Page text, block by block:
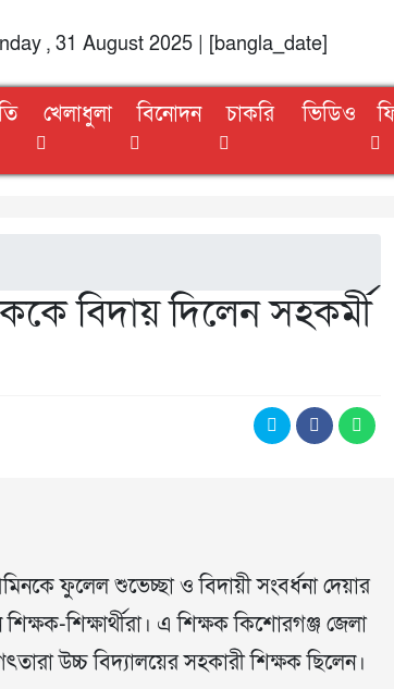
, 31 August 2025 | [bangla_date]
খেলাধুলা বিনোদন চাকরি ভিডিও
বিদায় দিলেন সহকর্মী
ফুলেল শুভেচ্ছা ও বিদায়ী সংবর্ধনা দেয়ার
শিক্ষার্থীরা। এ শিক্ষক কিশোরগঞ্জ জেলা
উচ্চ বিদ্যালয়ের সহকারী শিক্ষক ছিলেন।